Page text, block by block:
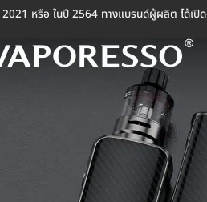
2021 หรือ ในปี 2564 ทางแบรนด์ผู้ผลิต ได้เปิ